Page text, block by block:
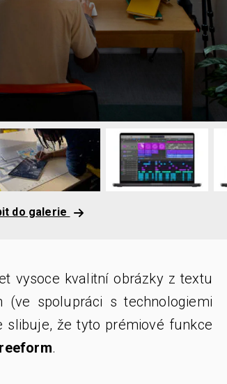
do galerie
vysoce kvalitní obrázky z textu
(ve spolupráci s technologiemi
slibuje, že tyto prémiové funkce
.